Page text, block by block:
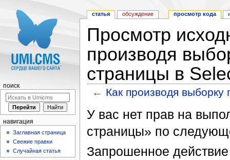
Просмотр
производя
страницы в
← Как производя
У вас нет прав на
страницы» по
Запрошенное действие
статья обсуждение просмотр кода
поиск
навигация
Заглавная страница
Свежие правки
Случайная статья